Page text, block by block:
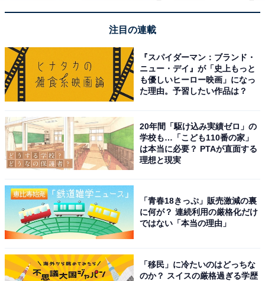
屯田公園（画像出典：札幌市北区役所ホームページ）
北海道札幌市北区屯田にある「屯田公園」は、入場・駐
車場ともに無料で終日開放・通年開園という、気軽に立
ち寄れる地区公園です。大型コンビネーション遊具とカ
まで幅広い年齢が楽しめます。
注目の連載
『スパイダーマン：ブランド・
ニュー・デイ』が「史上もっと
も優しいヒーロー映画」になっ
た理由。予習したい作品は？
20年間「駆け込み実績ゼロ」の
学校も…「こども110番の家」
は本当に必要？ PTAが直面する
理想と現実
「青春18きっぷ」販売激減の裏
に何が？ 連続利用の厳格化だけ
ではない「本当の理由」
「移民」に冷たいのはどっちな
のか？ スイスの厳格過ぎる学歴